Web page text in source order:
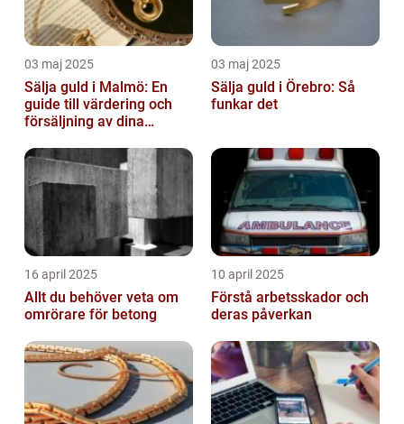
03 maj 2025
Sälja guld i Malmö: En
guide till värdering och
försäljning av dina
03 maj 2025
Sälja guld i Örebro: Så
funkar det
16 april 2025
Allt du behöver veta om
omrörare för betong
10 april 2025
Förstå arbetsskador och
deras påverkan